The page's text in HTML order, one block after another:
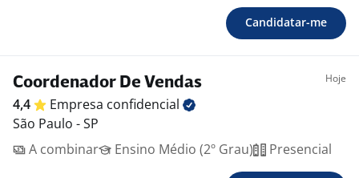
Candidatar-me
Coordenador De Vendas Hoje
4,4 Empresa confidencial
São Paulo - SP
A combinar
Ensino Médio (2º Grau) Presencial